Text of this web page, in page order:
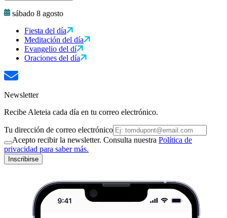
sábado 8 agosto
Fiesta del día
Meditación del día
Evangelio del dí
Oraciones del día
Newsletter
Recibe Aleteia cada día en tu correo electrónico.
Tu dirección de correo electrónico
Acepto recibir la newsletter. Consulta nuestra Política de
privacidad para saber más.
Inscribirse